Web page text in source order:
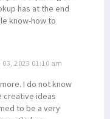
has at the end
know-how to
03, 2023 01:10 am
I do not know
creative ideas
to be a very